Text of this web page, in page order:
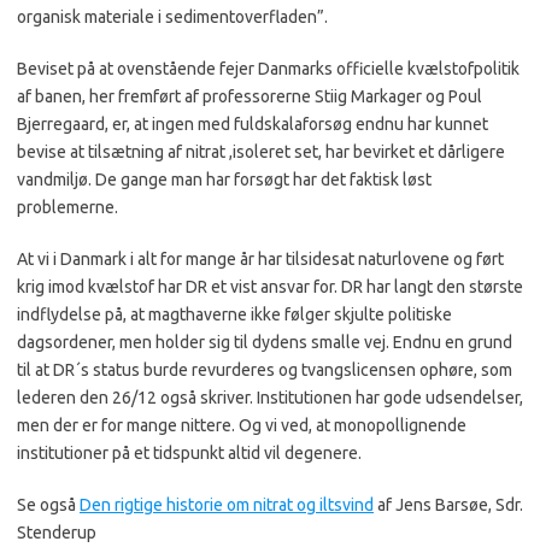
organisk materiale i sedimentoverfladen”.
Beviset på at ovenstående fejer Danmarks officielle kvælstofpolitik
af banen, her fremført af professorerne Stiig Markager og Poul
Bjerregaard, er, at ingen med fuldskalaforsøg endnu har kunnet
bevise at tilsætning af nitrat ,isoleret set, har bevirket et dårligere
vandmiljø. De gange man har forsøgt har det faktisk løst
problemerne.
At vi i Danmark i alt for mange år har tilsidesat naturlovene og ført
krig imod kvælstof har DR et vist ansvar for. DR har langt den største
indflydelse på, at magthaverne ikke følger skjulte politiske
dagsordener, men holder sig til dydens smalle vej. Endnu en grund
til at DR´s status burde revurderes og tvangslicensen ophøre, som
lederen den 26/12 også skriver. Institutionen har gode udsendelser,
men der er for mange nittere. Og vi ved, at monopollignende
institutioner på et tidspunkt altid vil degenere.
Se også Den rigtige historie om nitrat og iltsvind af Jens Barsøe, Sdr.
Stenderup